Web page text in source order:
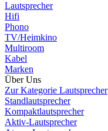
Lautsprecher
Hifi
Phono
TV/Heimkino
Multiroom
Kabel
Marken
Über Uns
Zur Kategorie Lautsprecher
Standlautsprecher
Kompaktlautsprecher
Aktiv-Lautsprecher